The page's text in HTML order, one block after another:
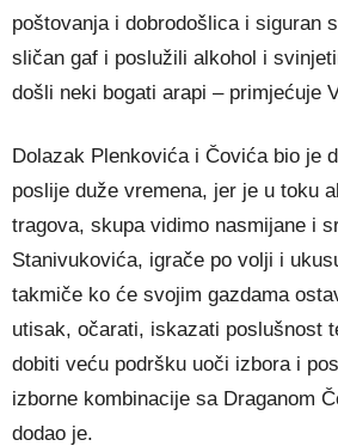
poštovanja i dobrodošlica i siguran
sličan gaf i poslužili alkohol i
došli neki bogati arapi – primjećuje
Dolazak Plenkovića i Čovića bio je
poslije duže vremena, jer je u toku
tragova, skupa vidimo nasmijane i
Stanivukovića, igrače po volji i
takmiče ko će svojim gazdama
utisak, očarati, iskazati poslušnost
dobiti veću podršku uoči izbora i
izborne kombinacije sa Draganom
dodao je.